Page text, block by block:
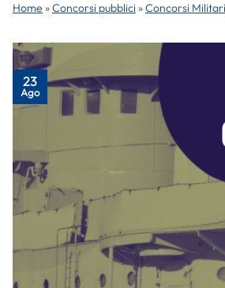
Home »Concorsi pubblici »Concorsi Militari
23
Ago